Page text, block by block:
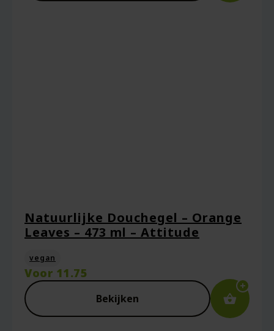
Natuurlijke Douchegel – Orange
Leaves – 473 ml – Attitude
vegan
Voor 11.75
Bekijken